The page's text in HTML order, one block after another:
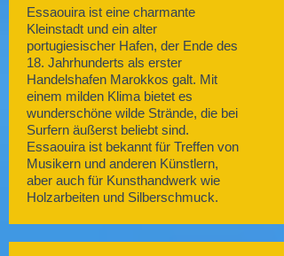
Essaouira ist eine charmante
Kleinstadt und ein alter
portugiesischer Hafen, der Ende des
18. Jahrhunderts als erster
Handelshafen Marokkos galt. Mit
einem milden Klima bietet es
wunderschöne wilde Strände, die bei
Surfern äußerst beliebt sind.
Essaouira ist bekannt für Treffen von
Musikern und anderen Künstlern,
aber auch für Kunsthandwerk wie
Holzarbeiten und Silberschmuck.